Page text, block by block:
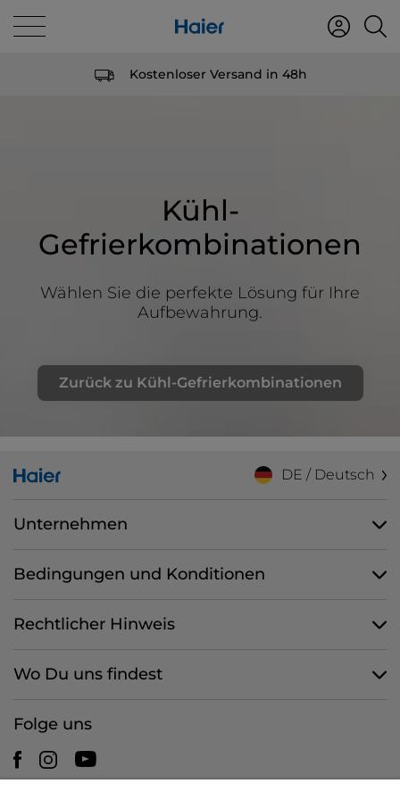
Kostenloser Versand in 48h
Kühl-
Gefrierkombinationen
Wählen Sie die perfekte Lösung für Ihre
Aufbewahrung.
Zurück zu Kühl-Gefrierkombinationen
DE / Deutsch
Unternehmen
Bedingungen und Konditionen
Rechtlicher Hinweis
Wo Du uns findest
Folge uns